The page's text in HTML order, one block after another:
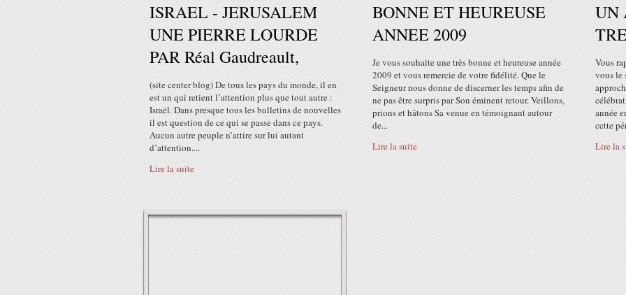
ISRAEL - JERUSALEM
UNE PIERRE LOURDE
PAR Réal Gaudreault,
(site center blog) De tous les pays du monde, il en
est un qui retient l’attention plus que tout autre :
Israël. Dans presque tous les bulletins de nouvelles
il est question de ce qui se passe dans ce pays.
Aucun autre peuple n’attire sur lui autant
d’attention....
Lire la suite
BONNE ET HEUREUSE
ANNEE 2009
Je vous souhaite une très bonne et heureuse année
2009 et vous remercie de votre fidélité. Que le
Seigneur nous donne de discerner les temps afin de
ne pas être surpris par Son éminent retour. Veillons,
prions et hâtons Sa venue en témoignant autour
de...
Lire la suite
UN
Vous
vous le
année
cette
Lire la